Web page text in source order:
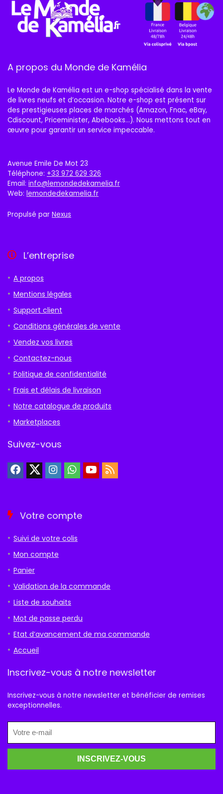
A propos du Monde de Kamélia
Le Monde de Kamélia est un e-shop spécialisé dans la vente
de livres neufs et d’occasion. Notre e-shop est présent sur
des prestigieuses places de marchés (Amazon, Fnac, eBay,
Cdiscount, Priceminister, Abebooks…). Nous mettons tout en
œuvre pour garantir un service impeccable.
Avenue Emile De Mot 23
Téléphone: +33 972 629 326
Email: info@lemondedekamelia.fr
Web: lemondedekamelia.fr
Propulsé par Nexus
L’entreprise
A propos
Mentions légales
Support client
Conditions générales de vente
Vendez vos livres
Contactez-nous
Politique de confidentialité
Frais et délais de livraison
Notre catalogue de produits
Marketplaces
Suivez-vous
Votre compte
Suivi de votre colis
Mon compte
Panier
Validation de la commande
Liste de souhaits
Mot de passe perdu
Etat d’avancement de ma commande
Accueil
Inscrivez-vous à notre newsletter
Inscrivez-vous à notre newsletter et bénéficier de remises
exceptionnelles.